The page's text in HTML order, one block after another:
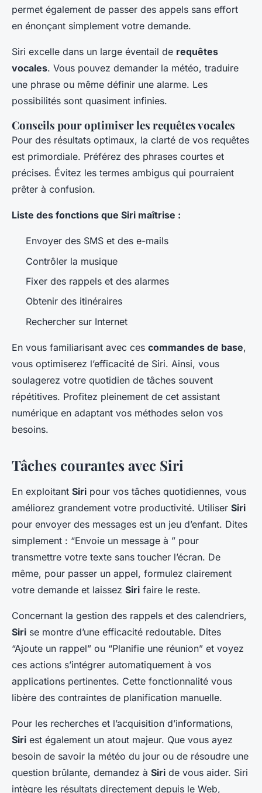
permet également de passer des appels sans effort
en énonçant simplement votre demande.
Siri excelle dans un large éventail de requêtes
vocales. Vous pouvez demander la météo, traduire
une phrase ou même définir une alarme. Les
possibilités sont quasiment infinies.
Conseils pour optimiser les requêtes vocales
Pour des résultats optimaux, la clarté de vos requêtes
est primordiale. Préférez des phrases courtes et
précises. Évitez les termes ambigus qui pourraient
prêter à confusion.
Liste des fonctions que Siri maîtrise :
Envoyer des SMS et des e-mails
Contrôler la musique
Fixer des rappels et des alarmes
Obtenir des itinéraires
Rechercher sur Internet
En vous familiarisant avec ces commandes de base,
vous optimiserez l’efficacité de Siri. Ainsi, vous
soulagerez votre quotidien de tâches souvent
répétitives. Profitez pleinement de cet assistant
numérique en adaptant vos méthodes selon vos
besoins.
Tâches courantes avec Siri
En exploitant Siri pour vos tâches quotidiennes, vous
améliorez grandement votre productivité. Utiliser Siri
pour envoyer des messages est un jeu d’enfant. Dites
simplement : “Envoie un message à ” pour
transmettre votre texte sans toucher l’écran. De
même, pour passer un appel, formulez clairement
votre demande et laissez Siri faire le reste.
Concernant la gestion des rappels et des calendriers,
Siri se montre d’une efficacité redoutable. Dites
“Ajoute un rappel” ou “Planifie une réunion” et voyez
ces actions s’intégrer automatiquement à vos
applications pertinentes. Cette fonctionnalité vous
libère des contraintes de planification manuelle.
Pour les recherches et l’acquisition d’informations,
Siri est également un atout majeur. Que vous ayez
besoin de savoir la météo du jour ou de résoudre une
question brûlante, demandez à Siri de vous aider. Siri
intègre les résultats directement depuis le Web,